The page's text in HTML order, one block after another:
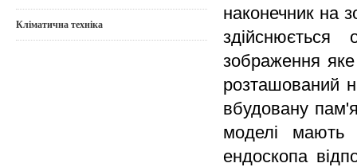
наконечник на
зображення
розташований
вбудовану
моделі мають
ендоскопа
Кліматична техніка